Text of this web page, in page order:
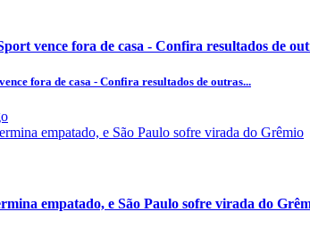
vence fora de casa - Confira resultados de
fora de casa - Confira resultados de outras...
empatado, e São Paulo sofre virada do